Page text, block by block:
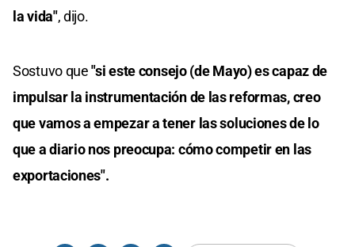
la vida", dijo.
Sostuvo que"si este consejo (de Mayo) es capaz de
impulsar la instrumentación de las reformas, creo
que vamos a empezar a tener las soluciones de lo
que a diario nos preocupa: cómo competir en las
exportaciones".